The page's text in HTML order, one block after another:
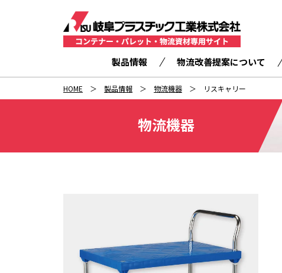
製品情報 物流改善提案について
HOME 製品情報 物流機器 リスキャリー
物流機器